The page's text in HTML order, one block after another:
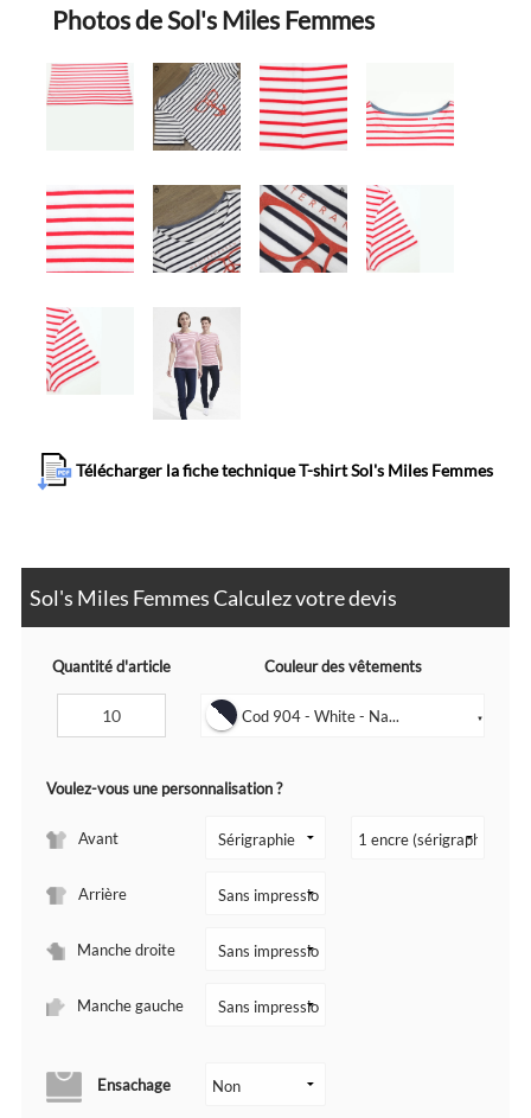
Photos de Sol's Miles Femmes
Télécharger la fiche technique T-shirt Sol's Miles Femmes
Sol's Miles Femmes Calculez votre devis
Quantité d'article Couleur des vêtements
Cod 904 - White - Na... ▼
Voulez-vous une personnalisation ?
Avant
Arrière
Manche droite
Manche gauche
Ensachage